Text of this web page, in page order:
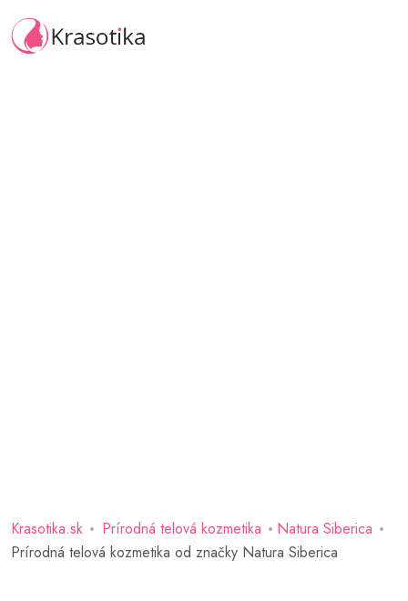
Krasotika.sk Prírodná telová kozmetika
Natura Siberica
Prírodná telová kozmetika od značky Natura Siberica